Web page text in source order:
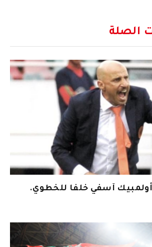
الصلة
أولمبيك آسفي خلفا للخطوي.